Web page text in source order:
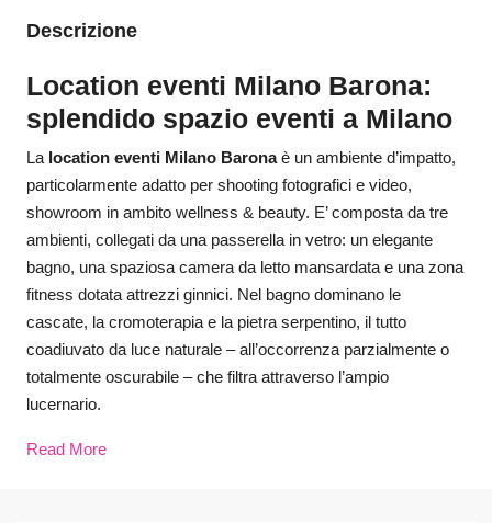
Descrizione
Location eventi Milano Barona:
splendido spazio eventi a Milano
La location eventi Milano Baronaè un ambiente d’impatto,
particolarmente adatto per shooting fotografici e video,
showroom in ambito wellness & beauty. E’ composta da tre
ambienti, collegati da una passerella in vetro: un elegante
bagno, una spaziosa camera da letto mansardata e una zona
fitness dotata attrezzi ginnici. Nel bagno dominano le
cascate, la cromoterapia e la pietra serpentino, il tutto
coadiuvato da luce naturale – all’occorrenza parzialmente o
totalmente oscurabile – che filtra attraverso l’ampio
lucernario.
Read More